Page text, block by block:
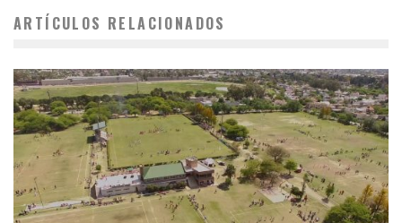
ARTÍCULOS RELACIONADOS